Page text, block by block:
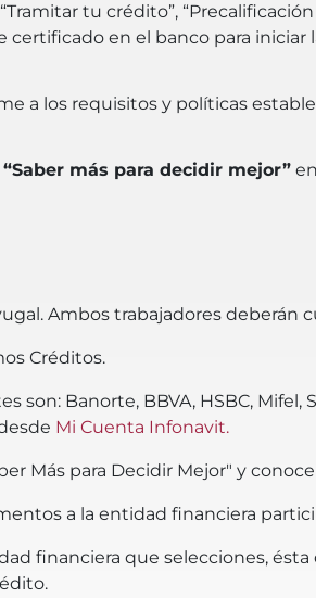
tu crédito”,
certificado en el banco para iniciar
a los requisitos y políticas
“Saber más para decidir mejor” en
Ambos trabajadores
Créditos.
son: Banorte, BBVA, HSBC,
Mi Cuenta Infonavit.
Más para Decidir Mejor" y
a la entidad financiera
financiera que selecciones,